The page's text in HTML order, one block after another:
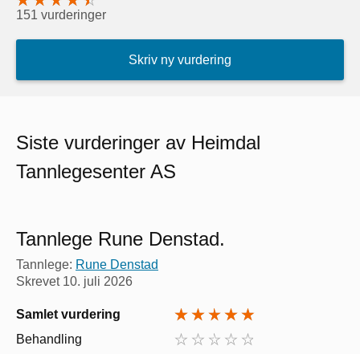
151 vurderinger
Skriv ny vurdering
Siste vurderinger av Heimdal
Tannlegesenter AS
Tannlege Rune Denstad.
Tannlege: Rune Denstad
Skrevet 10. juli 2026
Samlet vurdering
Behandling